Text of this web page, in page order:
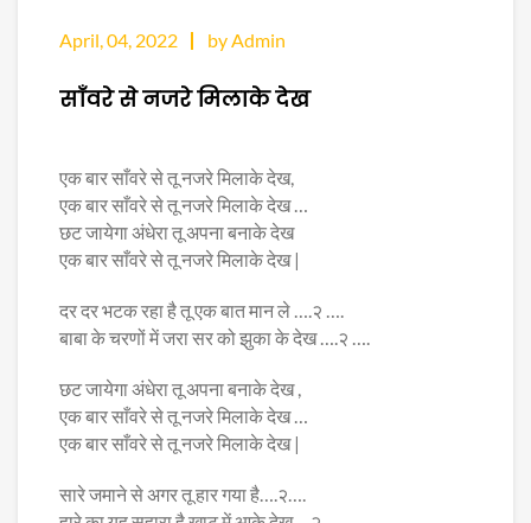
April, 04, 2022 by Admin
साँवरे से नजरे मिलाके देख
एक बार साँवरे से तू नजरे मिलाके देख,
एक बार साँवरे से तू नजरे मिलाके देख …
छट जायेगा अंधेरा तू अपना बनाके देख
एक बार साँवरे से तू नजरे मिलाके देख |
दर दर भटक रहा है तू एक बात मान ले ….२ ….
बाबा के चरणों में जरा सर को झुका के देख ….२ ….
छट जायेगा अंधेरा तू अपना बनाके देख ,
एक बार साँवरे से तू नजरे मिलाके देख …
एक बार साँवरे से तू नजरे मिलाके देख |
सारे जमाने से अगर तू हार गया है….२….